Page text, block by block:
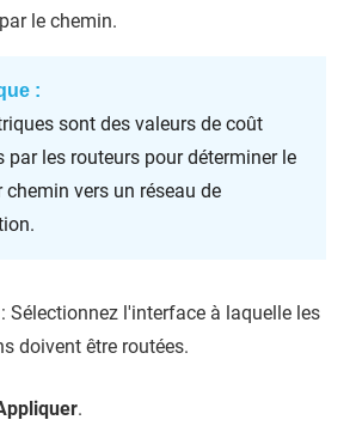
le chemin.
:
sont des valeurs de coût
par les routeurs pour déterminer le
chemin vers un réseau de
: Sélectionnez l'interface à laquelle les
doivent être routées.
.